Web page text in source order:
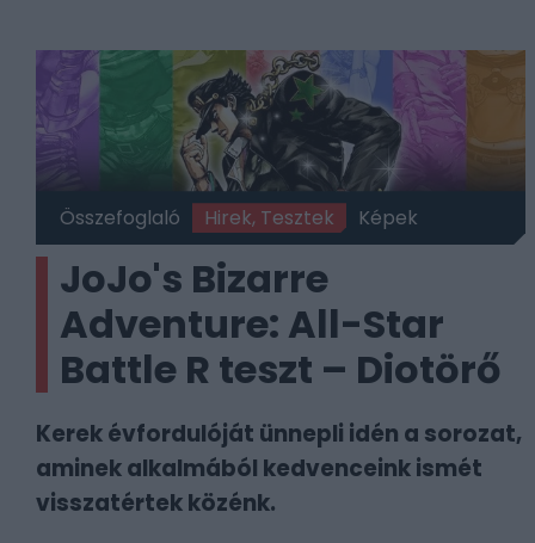
Összefoglaló Hirek, Tesztek Képek
JoJo's Bizarre
Adventure: All-Star
Battle R teszt – Diotörő
Kerek évfordulóját ünnepli idén a sorozat,
aminek alkalmából kedvenceink ismét
visszatértek közénk.